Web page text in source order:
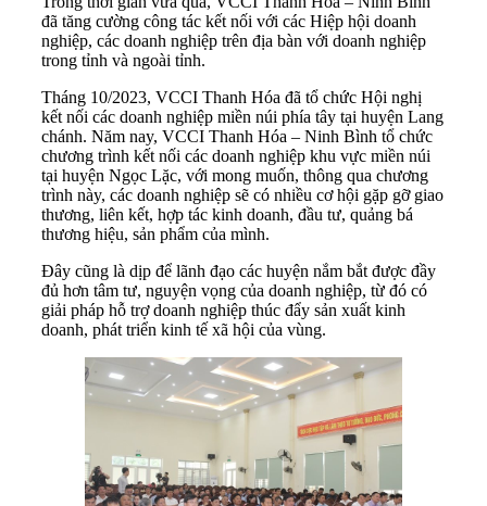
đã tăng cường công tác kết nối với các Hiệp hội doanh
nghiệp, các doanh nghiệp trên địa bàn với doanh nghiệp
trong tỉnh và ngoài tỉnh.
Tháng 10/2023, VCCI Thanh Hóa đã tổ chức Hội nghị
kết nối các doanh nghiệp miền núi phía tây tại huyện Lang
chánh. Năm nay, VCCI Thanh Hóa – Ninh Bình tổ chức
chương trình kết nối các doanh nghiệp khu vực miền núi
tại huyện Ngọc Lặc, với mong muốn, thông qua chương
trình này, các doanh nghiệp sẽ có nhiều cơ hội gặp gỡ giao
thương, liên kết, hợp tác kinh doanh, đầu tư, quảng bá
thương hiệu, sản phẩm của mình.
Đây cũng là dịp để lãnh đạo các huyện nắm bắt được đầy
đủ hơn tâm tư, nguyện vọng của doanh nghiệp, từ đó có
giải pháp hỗ trợ doanh nghiệp thúc đẩy sản xuất kinh
doanh, phát triển kinh tế xã hội của vùng.